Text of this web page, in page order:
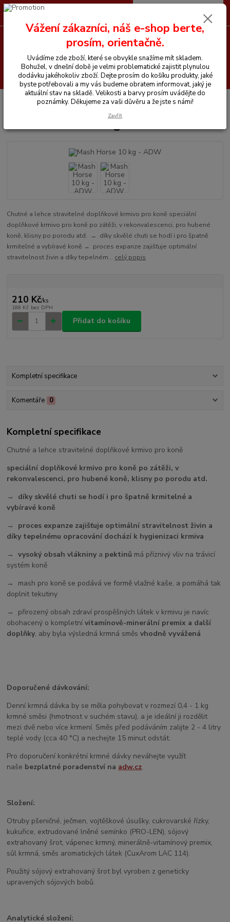
Hledat
+420 605 255 500 0 Kč
Vitamíny a krmiva pro koně Mash Horse 10 kg - ADW
Mash Horse 10 kg - ADW
Chutné a lehce stravitelné doplňkové krmivo pro koně speciální
doplňkové krmivo pro koně po zátěži, v rekonvalescenci, pro hubené
koně, klisny po porodu atd. → díky skvělé chuti se hodí i pro špatně
krmitelné a vybíravé koně → proces expanze zajišťuje optimální
stravitelnost živin a díky tepelném... celý popis
210 Kč/ks
188 Kč bez DPH
Přidat do košíku
Kompletní specifikace
Komentáře 0
Kompletní specifikace
Chutné a lehce stravitelné doplňkové krmivo pro koně
speciální doplňkové krmivo pro koně po zátěži, v
rekonvalescenci, pro hubené koně, klisny po porodu atd.
→ díky skvělé chuti se hodí i pro špatně krmitelné a
vybíravé koně
→ proces expanze zajišťuje optimální stravitelnost živin a
díky tepelnému opracování dochází k hygienizaci krmiva
→vysoký obsah vlákniny a pektinů má příznivý vliv na trávicí
systém koně
→ mash pro koně se podává ve formě vlažné kaše, a pomáhá tak
doplnit tekutiny
→ přirozený obsah zdraví prospěšných látek v krmivu je navíc
obohacený o kompletnívitamínově-minerální premix a další
doplňky, aby byla výsledná krmná směsvhodně vyvážená
Doporučené dávkování:
Denní krmná dávka by se měla pohybovat v rozmezí 0,4 - 1 kg
krmné směsi (hmotnost v suchém stavu), a je ideální ji rozdělit
mezi dvě nebo více krmení. Směs před podáváním zalijte 2 - 4 litry
teplé vody (cca 40 °C) a nechejte 15 minut odstát.
Pro doporučení konkrétní krmné dávky neváhejte využít
naše bezplatné poradenství na adw.cz.
Složení:
Otruby pšeničné, ječmen, vojtěškové úsušky, cukrovarské řízky,
kukuřice, extrudované lněné semínko (PRO-LEN), sójový
extrahovaný šrot, vápenec krmný, minerálně-vitamínový premix,
sůl krmná, směs aromatických látek (CuxArom LAC 114).
Použitý sójový extrahovaný šrot byl vyroben z geneticky
upravených sójových bobů.
Analytické složení:
Vážení zákazníci, náš e-shop berte,
prosím, orientačně.
Uvádíme zde zboží, které se obvykle snažíme mít skladem.
Bohužel, v dnešní době je velmi problematické zajistit plynulou
dodávku jakéhokoliv zboží. Dejte prosím do košíku produkty, jaké
byste potřebovali a my vás budeme obratem informovat, jaký je
aktuální stav na skladě. Velikosti a barvy prosím uvádějte do
poznámky. Děkujeme za vaši důvěru a že jste s námi!
Zavřít